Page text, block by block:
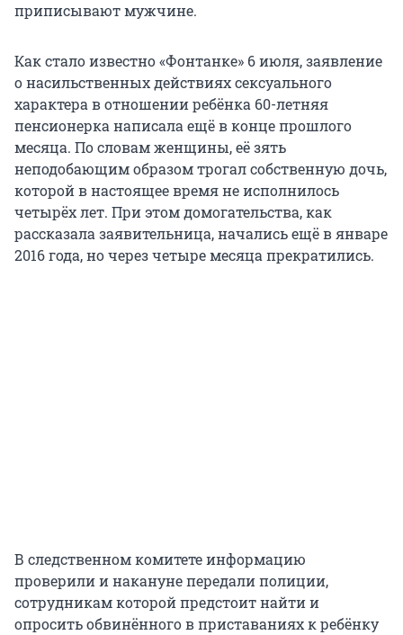
приписывают мужчине.
Как стало известно «Фонтанке» 6 июля, заявление
о насильственных действиях сексуального
характера в отношении ребёнка 60-летняя
пенсионерка написала ещё в конце прошлого
месяца. По словам женщины, её зять
неподобающим образом трогал собственную дочь,
которой в настоящее время не исполнилось
четырёх лет. При этом домогательства, как
рассказала заявительница, начались ещё в январе
2016 года, но через четыре месяца прекратились.
В следственном комитете информацию
проверили и накануне передали полиции,
сотрудникам которой предстоит найти и
опросить обвинённого в приставаниях к ребёнку